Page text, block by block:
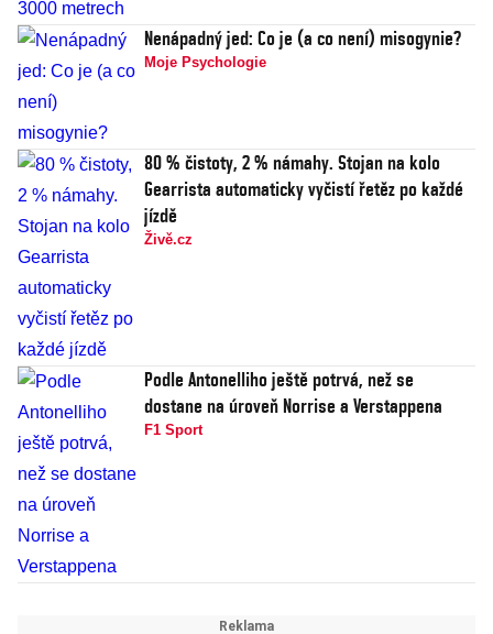
Nenápadný jed: Co je (a co není) misogynie?
Moje Psychologie
80 % čistoty, 2 % námahy. Stojan na kolo
Gearrista automaticky vyčistí řetěz po každé
jízdě
Živě.cz
Podle Antonelliho ještě potrvá, než se
dostane na úroveň Norrise a Verstappena
F1 Sport